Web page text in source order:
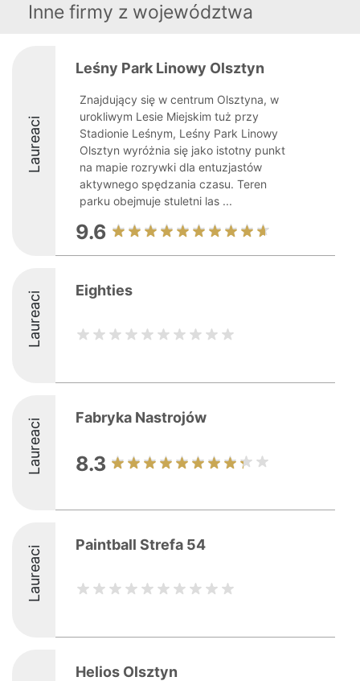
Inne firmy z województwa
Laureaci
Leśny Park Linowy Olsztyn
Znajdujący się w centrum Olsztyna, w
urokliwym Lesie Miejskim tuż przy
Stadionie Leśnym, Leśny Park Linowy
Olsztyn wyróżnia się jako istotny punkt
na mapie rozrywki dla entuzjastów
aktywnego spędzania czasu. Teren
parku obejmuje stuletni las ...
9.6
Laureaci Eighties
Laureaci Fabryka Nastrojów
8.3
Laureaci Paintball Strefa 54
Helios Olsztyn